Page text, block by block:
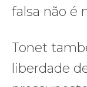
falsa não é
Tonet
liberdade